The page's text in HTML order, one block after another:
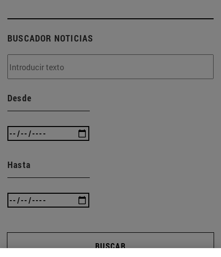
BUSCADOR NOTICIAS
Desde
Hasta
BUSCAR